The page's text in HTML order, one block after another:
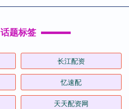
话题标签
长江配资
忆速配
天天配资网